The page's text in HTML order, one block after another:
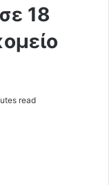
18
read